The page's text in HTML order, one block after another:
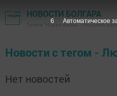
НОВОСТИ БОЛГАРА
Газета "Новая жизнь" - Спасский
Новости с тегом -
Нет новостей
6 Автоматическое